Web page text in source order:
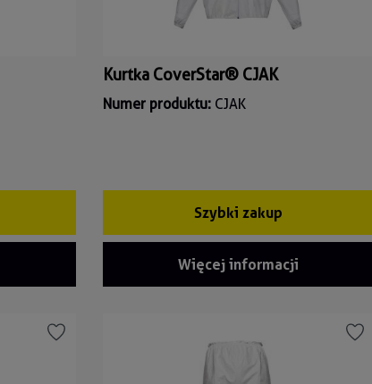
Kurtka CoverStar® CJAK
Numer produktu: CJAK
Szybki zakup
Więcej informacji